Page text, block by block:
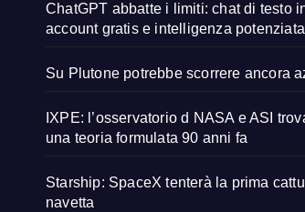
ChatGPT abbatte i limiti: chat di testo
account gratis e intelligenza potenziata
Su Plutone potrebbe scorrere ancora
IXPE: l’osservatorio d NASA e ASI
una teoria formulata 90 anni fa
Starship: SpaceX tenterà la prima
navetta